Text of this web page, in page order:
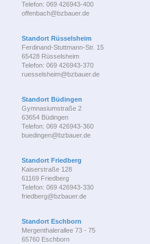
Telefon: 069 426943-400
offenbach@bzbauer.de
Standort Rüsselsheim
Ferdinand-Stuttmann-Str. 15
65428 Rüsselsheim
Telefon: 069 426943-370
ruesselsheim@bzbauer.de
Standort Büdingen
Gymnasiumstraße 2
63654 Büdingen
Telefon: 069 426943-360
buedingen@bzbauer.de
Standort Friedberg
Kaiserstraße 128
61169 Friedberg
Telefon: 069 426943-330
friedberg@bzbauer.de
Standort Eschborn
Mergenthalerallee 73 - 75
65760 Eschborn